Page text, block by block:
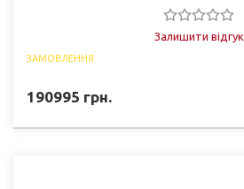
Залишити відгук
ЗАМОВЛЕННЯ
190995 грн.